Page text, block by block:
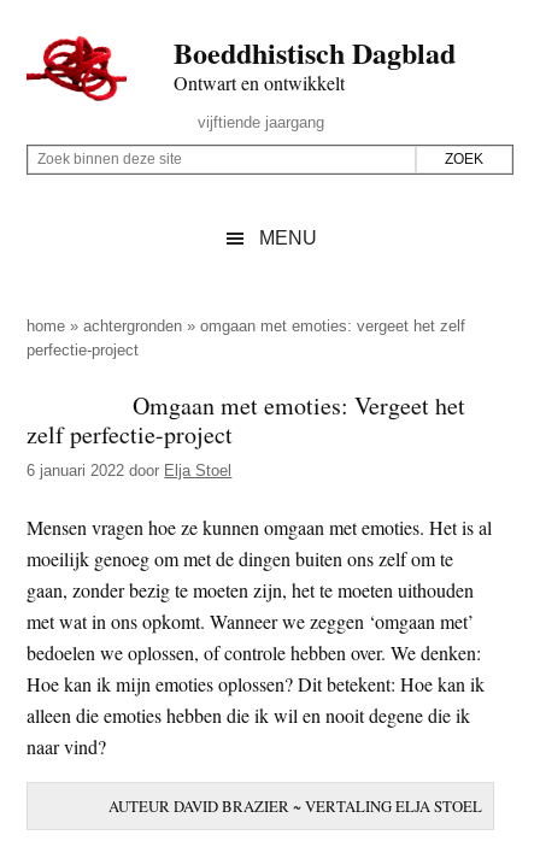
naar
de
inhoud
secondary
naar
de
sidebar
naar
de
Boeddhistisch Dagblad
Ontwart en ontwikkelt
Rechts
vijftiende jaargang
Z
p
d
z
e
i
t
e
Z
i
n
n
d
z
e
s
i
t
e
MENU
home »achtergronden »omgaan met emoties: vergeet het zelf
perfectie-project
Omgaan met emoties: Vergeet het
zelf perfectie-project
6 januari 2022 door Elja Stoel
Mensen vragen hoe ze kunnen omgaan met emoties. Het is al
moeilijk genoeg om met de dingen buiten ons zelf om te
gaan, zonder bezig te moeten zijn, het te moeten uithouden
met wat in ons opkomt. Wanneer we zeggen ‘omgaan met’
bedoelen we oplossen, of controle hebben over. We denken:
Hoe kan ik mijn emoties oplossen? Dit betekent: Hoe kan ik
alleen die emoties hebben die ik wil en nooit degene die ik
naar vind?
AUTEUR DAVID BRAZIER ~ VERTALING ELJA STOEL